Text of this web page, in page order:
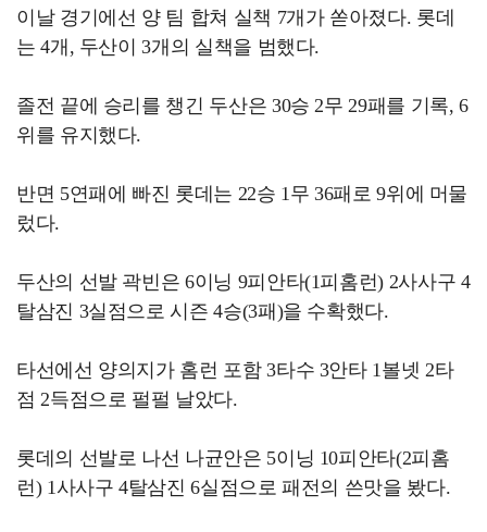
이날 경기에선 양 팀 합쳐 실책 7개가 쏟아졌다. 롯데
는 4개, 두산이 3개의 실책을 범했다.
졸전 끝에 승리를 챙긴 두산은 30승 2무 29패를 기록, 6
위를 유지했다.
반면 5연패에 빠진 롯데는 22승 1무 36패로 9위에 머물
렀다.
두산의 선발 곽빈은 6이닝 9피안타(1피홈런) 2사사구 4
탈삼진 3실점으로 시즌 4승(3패)을 수확했다.
타선에선 양의지가 홈런 포함 3타수 3안타 1볼넷 2타
점 2득점으로 펄펄 날았다.
롯데의 선발로 나선 나균안은 5이닝 10피안타(2피홈
런) 1사사구 4탈삼진 6실점으로 패전의 쓴맛을 봤다.